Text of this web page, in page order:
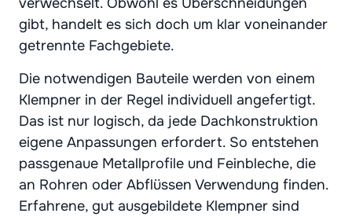
gibt, handelt es sich doch um klar voneinander
getrennte Fachgebiete.
Die notwendigen Bauteile werden von einem
Klempner in der Regel individuell angefertigt.
Das ist nur logisch, da jede Dachkonstruktion
eigene Anpassungen erfordert. So entstehen
passgenaue Metallprofile und Feinbleche, die
an Rohren oder Abflüssen Verwendung finden.
Erfahrene, gut ausgebildete Klempner sind